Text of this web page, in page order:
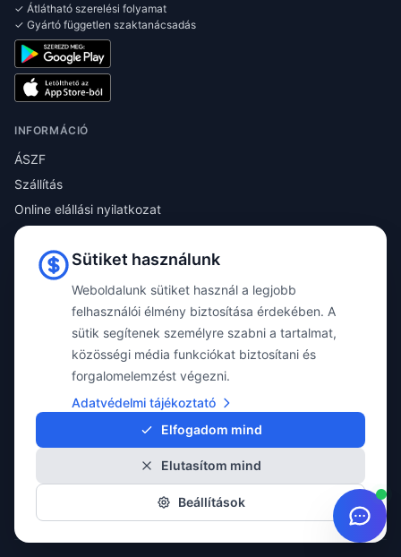
✓ Átlátható szerelési folyamat
✓ Gyártó független szaktanácsadás
INFORMÁCIÓ
ÁSZF
Szállítás
Online elállási nyilatkozat
Adatvédelem
Sütik
Magazin
Kapcsolat
KAPCSOLAT
+36 1 280 6567
info@taylorgumi.hu
1194 Budapest
Méta utca 13.
🏍️ Motorgumishop.hu
📅 Időpont foglalás
Sütiket használunk
Weboldalunk sütiket használ a legjobb
felhasználói élmény biztosítása érdekében. A
sütik segítenek személyre szabni a tartalmat,
közösségi média funkciókat biztosítani és
forgalomelemzést végezni.
Adatvédelmi tájékoztató
Elfogadom mind
Elutasítom mind
Beállítások